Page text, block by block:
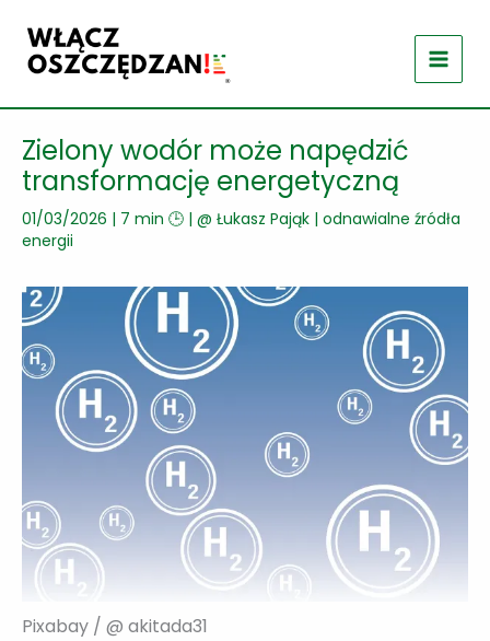
treści
Zielony wodór może napędzić
transformację energetyczną
01/03/2026 | 7 min 🕒 | @ Łukasz Pająk | odnawialne źródła
energii
Pixabay / @ akitada31